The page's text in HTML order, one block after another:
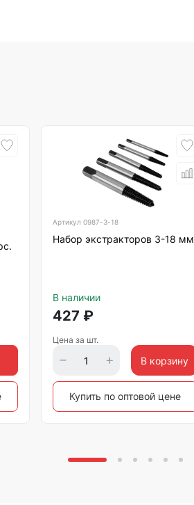
Артикул0987-3-18
Набор экстракторов 3-18 мм
В наличии
427 ₽
Цена за шт.
В корзину
Купить по оптовой цене